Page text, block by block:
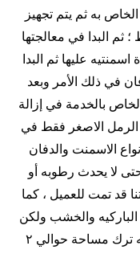
به ثم يتم تجهيز
ثم البدا في معالجتها
عليها ثم البدا
في ذلك الأمر وبعد
بالخدمة في إزالة
الرمل الاصغر فقط في
الاسمنت والدفان
لا يحدث رطوبه أو
قد تمت للعميل ، كما
الباركيه والخشب ولكن
بينما يقوم العامل بتركيب الخشب عليه ترك مساحة حوالي ٢